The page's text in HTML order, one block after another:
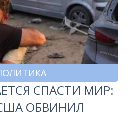
СПАСТИ МИР:
ОБВИНИЛ